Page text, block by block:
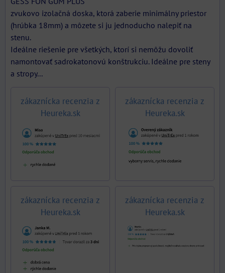
zvukovo izolačná doska, ktorá zaberie minimálny priestor
(hrúbka 18mm) a môzete si ju jednoducho nalepiť na
stenu.
Ideálne riešenie pre všetkých, ktorí si nemôžu dovoliť
namontovať sadrokatonovú konštrukciu. Ideálne pre steny
a stropy...
zákaznícka recenzia z
Heureka.sk
zákaznícka recenzia z
Heureka.sk
zákaznícka recenzia z
Heureka.sk
zákaznícka recenzia z
Heureka.sk